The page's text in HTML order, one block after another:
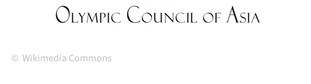
Wikimedia Commons